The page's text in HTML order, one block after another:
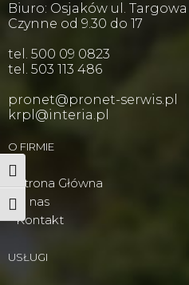
Wysoki kontrast
Powiększ tekst
Biuro: Osjaków ul. Targowa
Czynne od 9.30 do 17
tel. 500 09 0823
tel. 503 113 486
pronet@pronet-serwis.pl
krpl@interia.pl
O FIRMIE
Strona Główna
O nas
Kontakt
USŁUGI